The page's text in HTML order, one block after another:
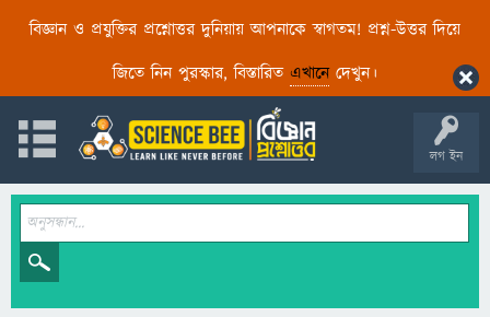
বিজ্ঞান ও প্রযুক্তির প্রশ্নোত্তর দুনিয়ায় আপনাকে স্বাগতম! প্রশ্ন-উত্তর দিয়ে
জিতে নিন পুরস্কার, বিস্তারিত এখানেদেখুন।
লগ ইন